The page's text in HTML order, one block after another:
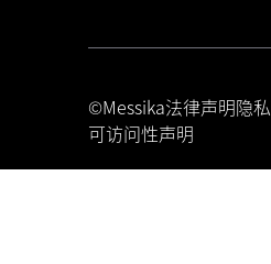
©Messika法律声明隐
可访问性声明